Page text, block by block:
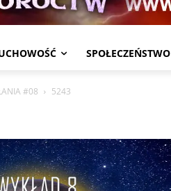
SPOŁECZEŃSTWO
#08 5243